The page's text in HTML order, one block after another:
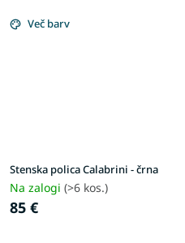
Več barv
Stenska polica Calabrini - črna
Na zalogi (>6 kos.)
85 €